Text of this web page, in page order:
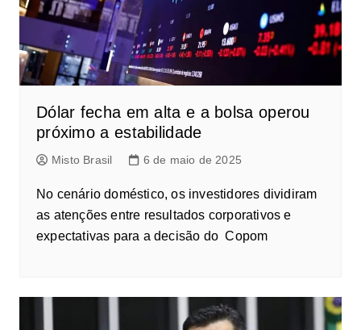
Dólar fecha em alta e a bolsa operou
próximo a estabilidade
Misto Brasil 6 de maio de 2025
No cenário doméstico, os investidores dividiram
as atenções entre resultados corporativos e
expectativas para a decisão do Copom